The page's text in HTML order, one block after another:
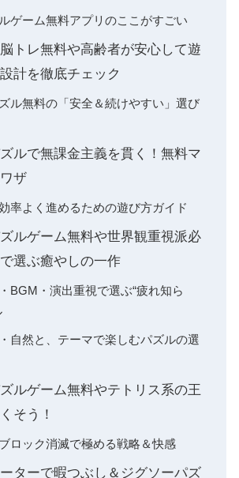
ゲーム無料アプリのここがすごい
トレ無料や高齢者が安心して遊
計を徹底チェック
ル無料の「安全＆続けやすい」選び
ルで無課金主義を貫く！無料マ
ザ
率よく進めるための遊び方ガイド
ルゲーム無料や世界観重視派必
選ぶ癒やしの一作
BGM・演出重視で選ぶ“疲れ知ら
自然と、テーマで楽しむパズルの選
ルゲーム無料やテトリス系の王
そう！
ロック消滅で極める戦略＆快感
ターで暇つぶし＆ジグソーパズ